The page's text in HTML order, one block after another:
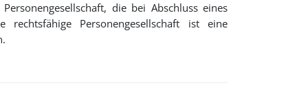
die bei Abschluss eines
Personengesellschaft ist eine